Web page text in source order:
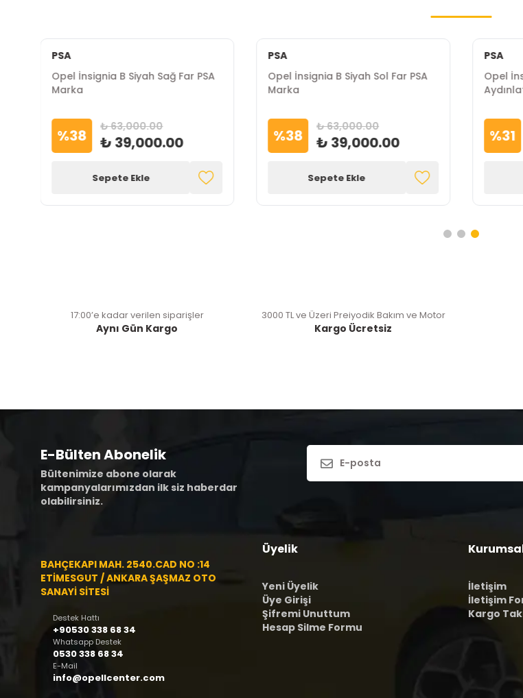
PSA
Opel İnsignia B Siyah Sağ Far PSA
Marka
%38 ₺ 63,000.00
₺ 39,000.00
Sepete Ekle
PSA
Opel İnsignia B Siyah Sol Far PSA
Marka
%38 ₺ 63,000.00
₺ 39,000.00
Sepete Ekle
PSA
Opel
%31
17:00’e kadar verilen siparişler
Aynı Gün Kargo
3000 TL ve Üzeri Preiyodik Bakım ve Motor
Kargo Ücretsiz
E-Bülten Abonelik
Bültenimize abone olarak
kampanyalarımızdan ilk siz haberdar
olabilirsiniz.
BAHÇEKAPI MAH. 2540.CAD NO :14
ETİMESGUT / ANKARA ŞAŞMAZ OTO
SANAYİ SİTESİ
Destek Hattı
+90530 338 68 34
Whatsapp Destek
0530 338 68 34
E-Mail
info@opellcenter.com
Üyelik
Yeni Üyelik
Üye Girişi
Şifremi Unuttum
Hesap Silme Formu
İletişim
İletişim
Kargo